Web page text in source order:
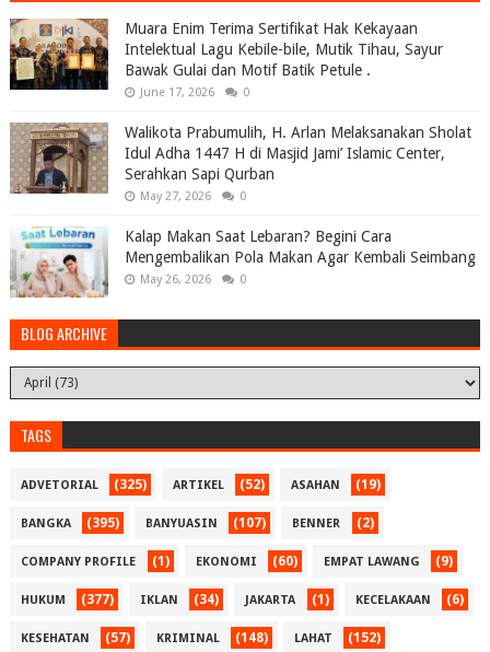
Muara Enim Terima Sertifikat Hak Kekayaan
Intelektual Lagu Kebile-bile, Mutik Tihau, Sayur
Bawak Gulai dan Motif Batik Petule .
June 17, 2026 0
Walikota Prabumulih, H. Arlan Melaksanakan Sholat
Idul Adha 1447 H di Masjid Jami’ Islamic Center,
Serahkan Sapi Qurban
May 27, 2026 0
Kalap Makan Saat Lebaran? Begini Cara
Mengembalikan Pola Makan Agar Kembali Seimbang
May 26, 2026 0
BLOG ARCHIVE
TAGS
ADVETORIAL (325) ARTIKEL (52) ASAHAN (19)
BANGKA (395) BANYUASIN (107) BENNER (2)
COMPANY PROFILE (1) EKONOMI (60) EMPAT LAWANG (9)
HUKUM (377) IKLAN (34) JAKARTA (1) KECELAKAAN (6)
KESEHATAN (57) KRIMINAL (148) LAHAT (152)